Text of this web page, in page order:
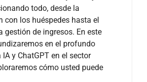
todo, desde la
con los huéspedes hasta el
gestión de ingresos. En este
en el profundo
y ChatGPT en el sector
cómo usted puede